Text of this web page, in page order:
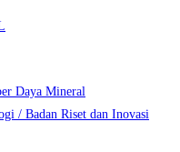
Daya Mineral
/ Badan Riset dan Inovasi